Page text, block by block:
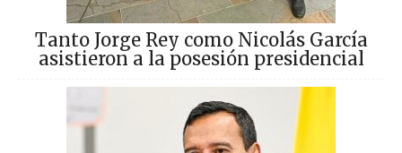
Tanto Jorge Rey como Nicolás García
asistieron a la posesión presidencial